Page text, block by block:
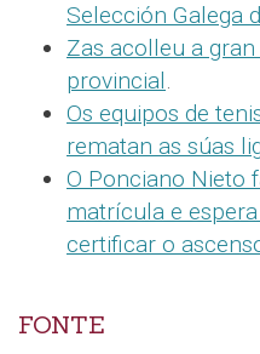
Selección Galega
Zas acolleu a
provincial.
Os equipos de
rematan as súas
O Ponciano Nieto
matrícula e
certificar o
FONTE